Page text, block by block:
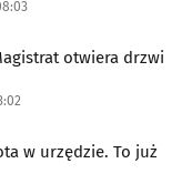
otwiera drzwi
w urzędzie. To już